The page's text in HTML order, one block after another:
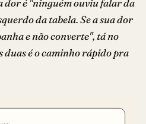
da tabela. Se a sua dor
e não converte", tá no
é o caminho rápido pra